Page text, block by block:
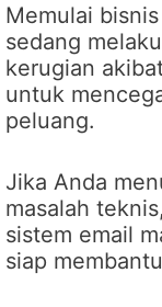
Memulai
sedang
kerugian
untuk
peluang.
Jika Anda
masalah
sistem email
siap